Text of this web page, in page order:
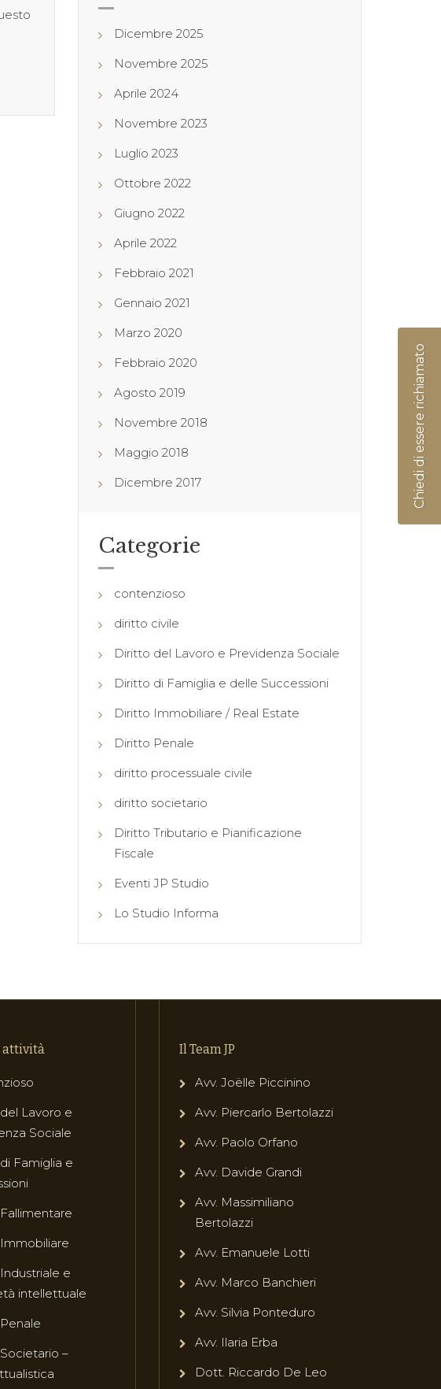
Dicembre 2025
Novembre 2025
Aprile 2024
Novembre 2023
Luglio 2023
Ottobre 2022
Giugno 2022
Aprile 2022
Febbraio 2021
Gennaio 2021
Marzo 2020
Febbraio 2020
Agosto 2019
Novembre 2018
Maggio 2018
Dicembre 2017
Categorie
contenzioso
diritto civile
Diritto del Lavoro e Previdenza Sociale
Diritto di Famiglia e delle Successioni
Diritto Immobiliare / Real Estate
Diritto Penale
diritto processuale civile
diritto societario
Diritto Tributario e Pianificazione
Fiscale
Eventi JP Studio
Lo Studio Informa
attività
Lavoro e
Sociale
Famiglia e
e
intellettuale
–
Il Team JP
Avv. Joëlle Piccinino
Avv. Piercarlo Bertolazzi
Avv. Paolo Orfano
Avv. Davide Grandi
Avv. Massimiliano
Bertolazzi
Avv. Emanuele Lotti
Avv. Marco Banchieri
Avv. Silvia Ponteduro
Avv. Ilaria Erba
Dott. Riccardo De Leo
Chiedi di essere richiamato